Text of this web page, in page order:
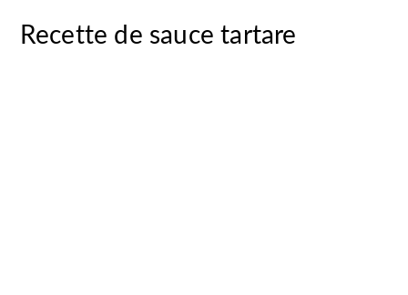
Recette de sauce tartare